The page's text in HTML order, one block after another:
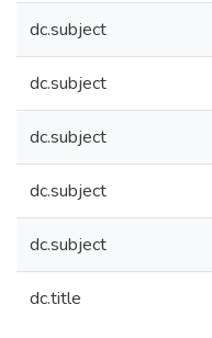
dc.subject
dc.subject
dc.subject
dc.subject
dc.subject
dc.title